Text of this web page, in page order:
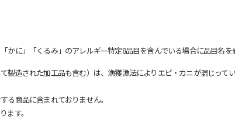
に」「くるみ」のアレルギー特定8品目を含んでいる場合に品目名を
造された加工品も含む）は、漁獲漁法によりエビ・カニが混じって
商品に含まれておりません。
ます。